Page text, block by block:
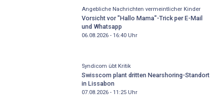
Angebliche Nachrichten vermeintlicher Kinder
Vorsicht vor "Hallo Mama"-Trick per E-Mail
und Whatsapp
06.08.2026 - 16:40Uhr
Syndicom übt Kritik
Swisscom plant dritten Nearshoring-Standort
in Lissabon
07.08.2026 - 11:25Uhr